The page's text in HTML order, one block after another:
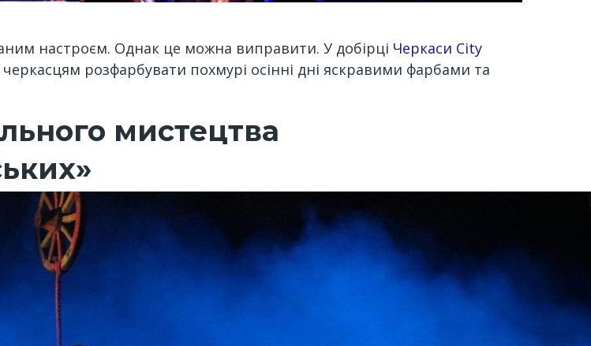
настроєм. Однак це можна виправити. У добірці Черкаси City
розфарбувати похмурі осінні дні яскравими фарбами та
мистецтва